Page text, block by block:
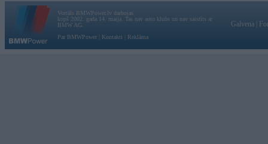
Vortāls BMWPower.lv darbojas
kopš 2002. gada 14. maija. Tas nav auto klubs un nav saistīts ar
BMW AG.
Par BMWPower
Kontakti Reklāma
Galvena